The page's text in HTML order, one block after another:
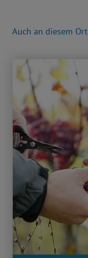
Auch an diesem Ort